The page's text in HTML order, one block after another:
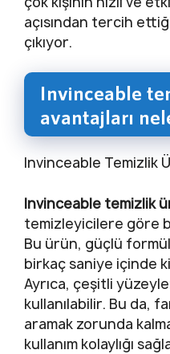
açısından tercih
çıkıyor.
Invinceable
avantajları
Invinceable Temizlik
Invinceable temizlik
temizleyicilere göre
Bu ürün, güçlü
birkaç saniye içinde
Ayrıca, çeşitli
kullanılabilir. Bu da,
aramak zorunda
kullanım kolaylığı